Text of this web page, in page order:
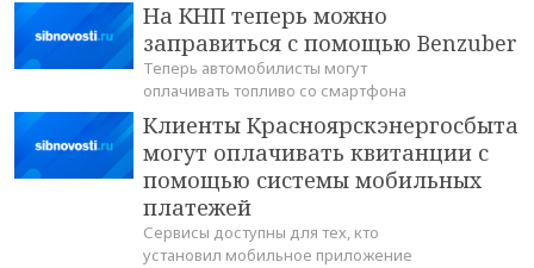
На КНП теперь можно
заправиться с помощью Benzuber
Теперь автомобилисты могут
оплачивать топливо со смартфона
Клиенты Красноярскэнергосбыта
могут оплачивать квитанции с
помощью системы мобильных
платежей
Сервисы доступны для тех, кто
установил мобильное приложение